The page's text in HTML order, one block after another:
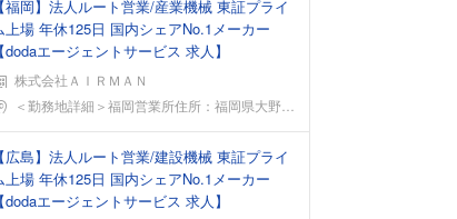
【福岡】法人ルート営業/産業機械 東証プライ
上場 年休125日 国内シェアNo.1メーカー
【dodaエージェントサービス 求人】
株式会社ＡＩＲＭＡＮ
務地＜勤務地詳細＞福岡営業所住所：福岡県大野城市御笠川
【広島】法人ルート営業/建設機械 東証プライ
上場 年休125日 国内シェアNo.1メーカー
【dodaエージェントサービス 求人】